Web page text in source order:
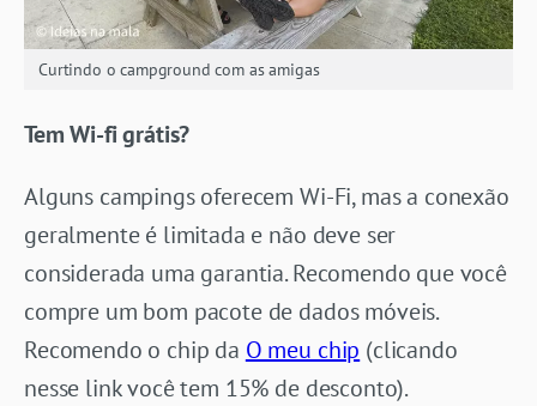
Curtindo o campground com as amigas
Tem Wi-fi grátis?
Alguns campings oferecem Wi-Fi, mas a conexão
geralmente é limitada e não deve ser
considerada uma garantia. Recomendo que você
compre um bom pacote de dados móveis.
Recomendo o chip da O meu chip (clicando
nesse link você tem 15% de desconto).